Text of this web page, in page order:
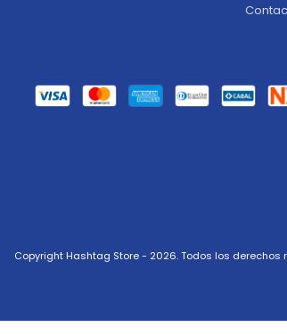
Copyright Hashtag Store - 2026. Todos los derechos